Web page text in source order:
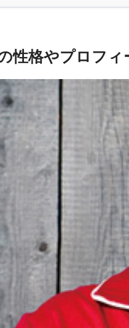
性格やプロフィ